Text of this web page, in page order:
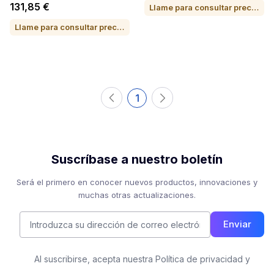
131,85 €
Llame para consultar precio o para comprar
Llame para consultar precio o para comprar
1
Suscríbase a nuestro boletín
Será el primero en conocer nuevos productos, innovaciones y
muchas otras actualizaciones.
Enviar
Al suscribirse, acepta nuestra Política de privacidad y